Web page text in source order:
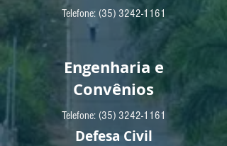
Telefone: (35) 3242-1161
Engenharia e
Convênios
Telefone: (35) 3242-1161
Defesa Civil